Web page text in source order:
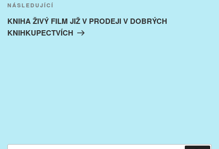
Následující
příspěvek
NÁSLEDUJÍCÍ
KNIHA ŽIVÝ FILM JIŽ V PRODEJI V DOBRÝCH
KNIHKUPECTVÍCH